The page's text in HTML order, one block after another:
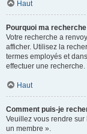
Haut
Pourquoi ma
Votre recherche a
afficher. Utilisez la
termes employés et
effectuer une recherche.
Haut
Comment puis-je
Veuillez vous rendre
un membre ».